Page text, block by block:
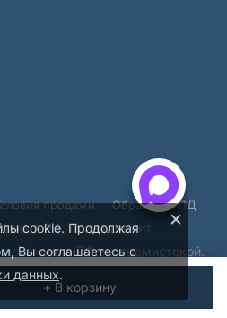
+ В корзину
продажи Обработка ПД
в РФ, принадлежит
в РФ экстремистской.
cookie. Продолжая
Вы соглашаетесь с
данных.
×